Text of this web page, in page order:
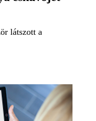
látszott a